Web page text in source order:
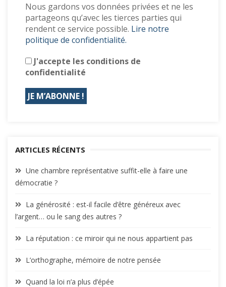
Nous gardons vos données privées et ne les
partageons qu’avec les tierces parties qui
rendent ce service possible. Lire notre
politique de confidentialité.
J'accepte les conditions de
confidentialité
ARTICLES RÉCENTS
Une chambre représentative suffit-elle à faire une
démocratie ?
La générosité : est-il facile d’être généreux avec
l’argent… ou le sang des autres ?
La réputation : ce miroir qui ne nous appartient pas
L’orthographe, mémoire de notre pensée
Quand la loi n’a plus d’épée